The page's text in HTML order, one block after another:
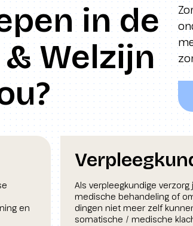
in de
Welzijn
en
Als verpleegkundige
medische behandeling of
dingen niet meer zelf
somatische / medische